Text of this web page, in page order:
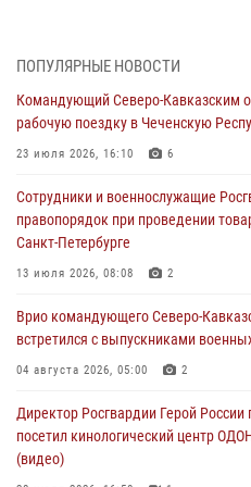
Росгвардейцы провели занятие по
краеведения Луганской Народной
09 августа 2026, 05:00
проходит в Сибири
09 августа 2026, 04:00 5
Росгвардейцы провели
08 августа 2026, 14:10 3
В ЛНР росгвардейцы провели
08 августа 2026, 13:00
ПОПУЛЯРНЫЕ НОВОСТИ
Командующий Северо-Кавказским
рабочую поездку в Чеченскую
23 июля 2026, 16:10 6
Сотрудники и военнослужащие
правопорядок при проведении
Санкт-Петербурге
13 июля 2026, 08:08 2
Врио командующего Северо-
встретился с выпускниками
04 августа 2026, 05:00 2
Директор Росгвардии Герой
посетил кинологический центр
(видео)